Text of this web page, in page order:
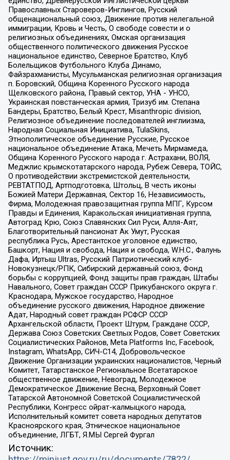
Православных Староверов-Инглингов, Русский
общенациональный союз, Движение против нелегальной
иммиграции, Кровь и Честь, О свободе совести и о
религиозных объединениях, Омская организация
общественного политического движения Русское
национальное единство, Северное Братство, Клуб
Болельщиков Футбольного Клуба Динамо,
Файзрахманисты, Мусульманская религиозная организация
п. Боровский, Община Коренного Русского народа
Щелковского района, Правый сектор, УНА - УНСО,
Украинская повстанческая армия, Тризуб им. Степана
Бандеры, Братство, Белый Крест, Misanthropic division,
Религиозное объединение последователей инглиизма,
Народная Социальная Инициатива, TulaSkins,
Этнополитическое объединение Русские, Русское
национальное объединение Атака, Мечеть Мирмамеда,
Община Коренного Русского народа г. Астрахани, ВОЛЯ,
Меджлис крымскотатарского народа, Рубеж Севера, ТОЙС,
О противодействии экстремистской деятельности,
РЕВТАТПОД, Артподготовка, Штольц, В честь иконы
Божией Матери Державная, Сектор 16, Независимость,
Фирма, Молодежная правозащитная группа МПГ, Курсом
Правды и Единения, Каракольская инициативная группа,
Автоград Крю, Союз Славянских Сил Руси, Алля-Аят,
Благотворительный пансионат Ак Умут, Русская
республика Русь, Арестантское уголовное единство,
Башкорт, Нация и свобода, Нация и свобода, W.H.С., Фалунь
Дафа, Иртыш Ultras, Русский Патриотический клуб-
Новокузнецк/РПК, Сибирский державный союз, Фонд
борьбы с коррупцией, Фонд защиты прав граждан, Штабы
Навального, Совет граждан СССР Прикубанского округа г.
Краснодара, Мужское государство, Народное
объединение русского движения, Народное движение
Адат, Народный совет граждан РСФСР СССР
Архангельской области, Проект Штурм, Граждане СССР,
Держава Союз Советских Светлых Родов, Совет Советских
Социалистических Районов, Meta Platforms Inc, Facebook,
Instagram, WhatsApp, СИЧ-С14, Добровольческое
Движение Организации украинских националистов, Черный
Комитет, Татарстанское Региональное Всетатарское
общественное движение, Невоград, Молодежное
Демократическое Движение Весна, Верховный Совет
Татарской Автономной Советской Социалистической
Республики, Конгресс ойрат-калмыцкого народа,
Исполнительный комитет совета народных депутатов
Красноярского края, Этническое национальное
объединение, ЛГБТ, Я.МЫ Сергей Фургал
Источник: